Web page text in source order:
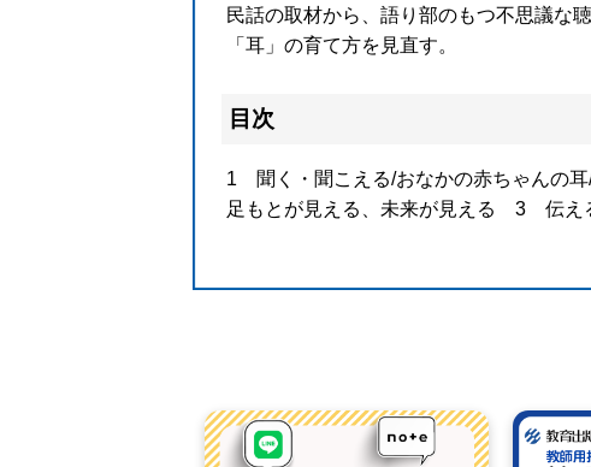
民話の取材から、語り部のもつ不思議な
「耳」の育て方を見直す。
目次
1 聞く・聞こえる/おなかの赤ちゃんの
足もとが見える、未来が見える 3 伝え